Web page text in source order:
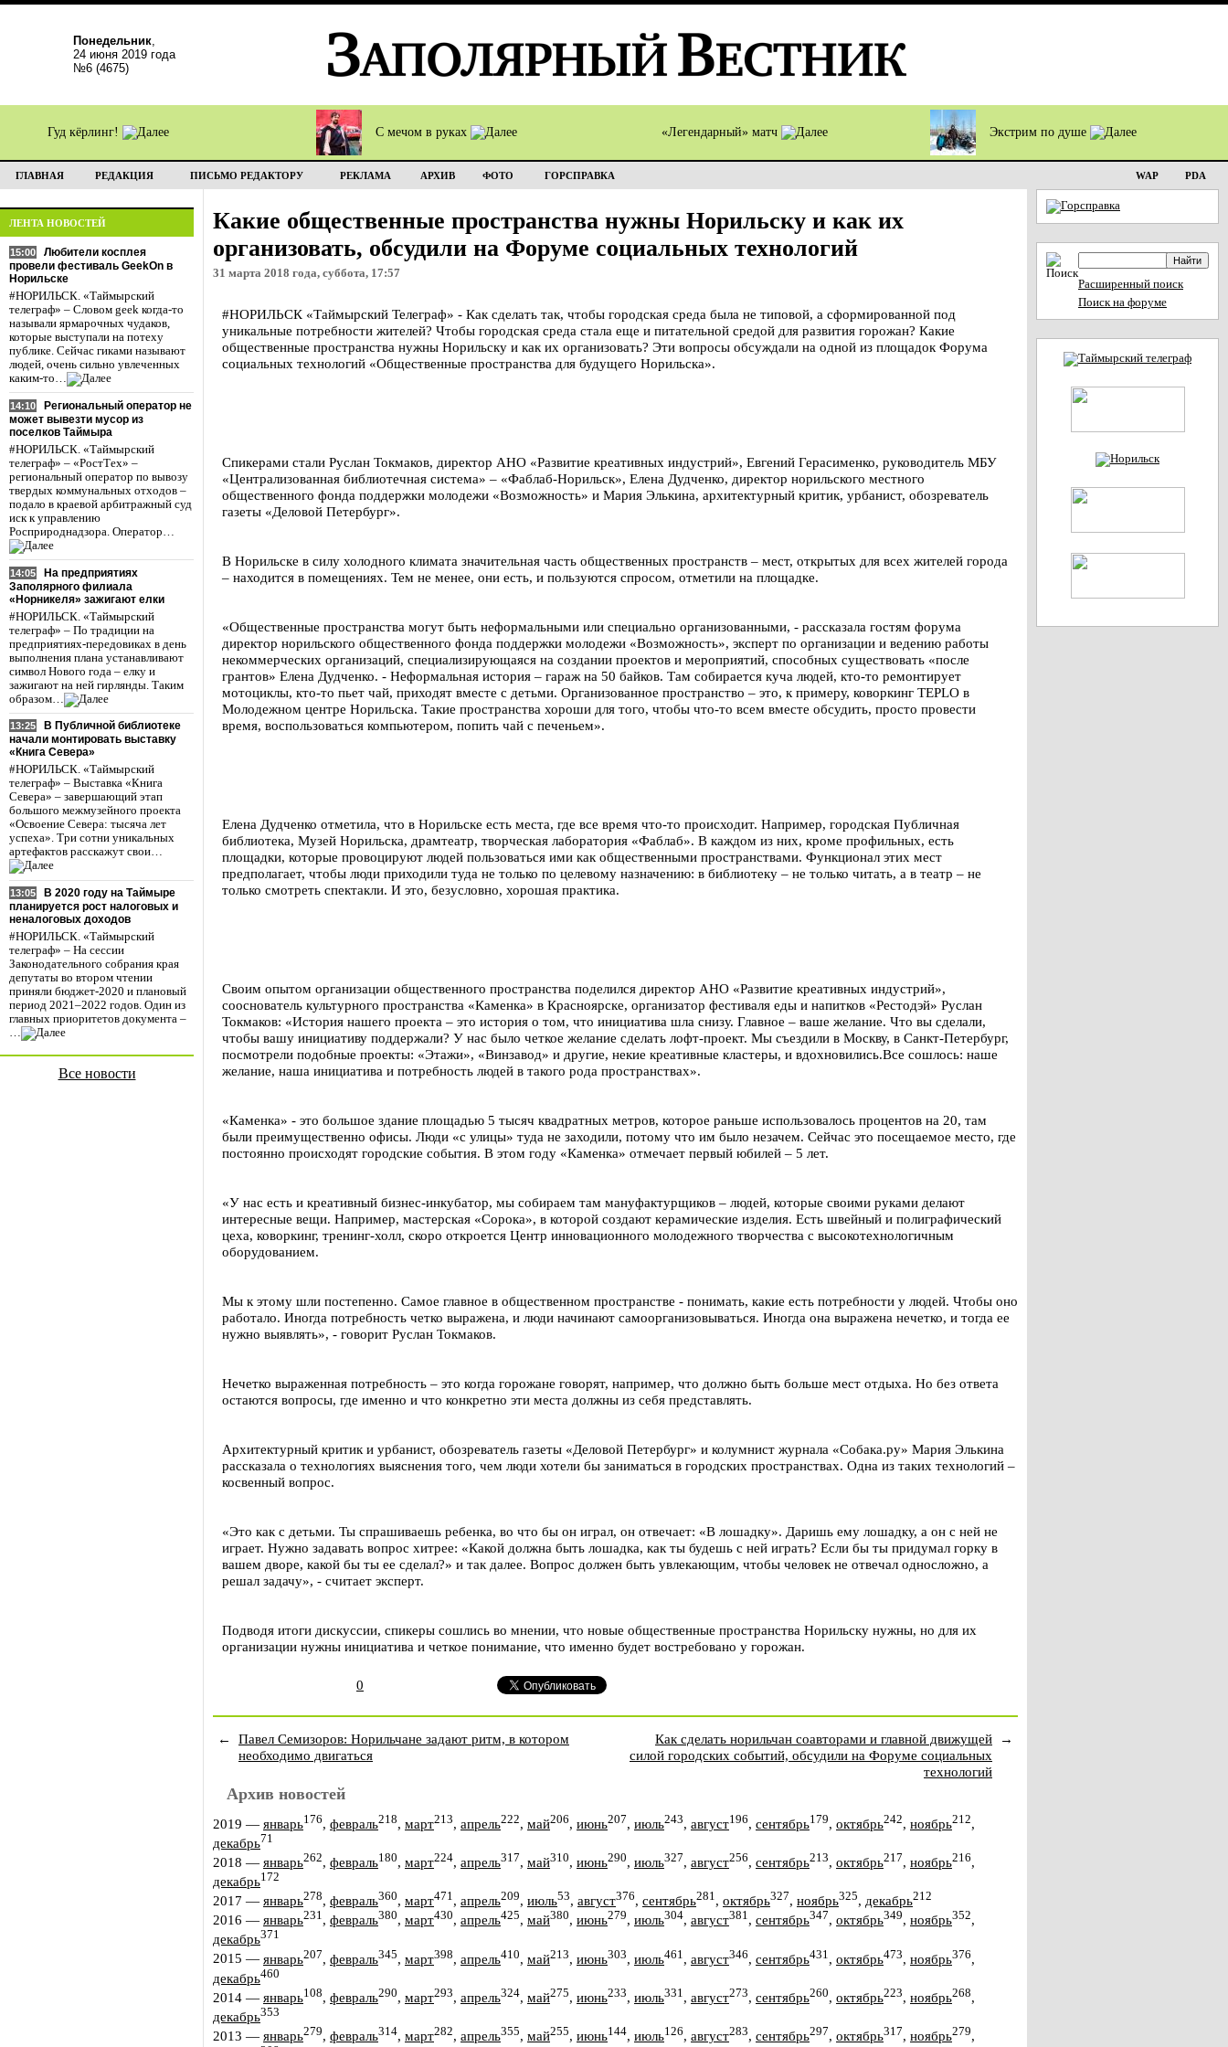
Понедельник,
24 июня 2019 года
№6 (4675)
Гуд кёрлинг! С мечом в руках «Легендарный» матч Экстрим по душе
ГЛАВНАЯ РЕДАКЦИЯ ПИСЬМО РЕДАКТОРУ РЕКЛАМА АРХИВ ФОТО ГОРСПРАВКА WAP PDA
ЛЕНТА НОВОСТЕЙ
15:00
Любители косплея
провели фестиваль GeekOn в
Норильске
#НОРИЛЬСК. «Таймырский
телеграф» – Словом geek когда-то
называли ярмарочных чудаков,
которые выступали на потеху
публике. Сейчас гиками называют
людей, очень сильно увлеченных
каким-то…
14:10
Региональный оператор не
может вывезти мусор из
поселков Таймыра
#НОРИЛЬСК. «Таймырский
телеграф» – «РостТех» –
региональный оператор по вывозу
твердых коммунальных отходов –
подало в краевой арбитражный суд
иск к управлению
Росприроднадзора. Оператор…
14:05
На предприятиях
Заполярного филиала
«Норникеля» зажигают елки
#НОРИЛЬСК. «Таймырский
телеграф» – По традиции на
предприятиях-передовиках в день
выполнения плана устанавливают
символ Нового года – елку и
зажигают на ней гирлянды. Таким
образом…
13:25
В Публичной библиотеке
начали монтировать выставку
«Книга Севера»
#НОРИЛЬСК. «Таймырский
телеграф» – Выставка «Книга
Севера» – завершающий этап
большого межмузейного проекта
«Освоение Севера: тысяча лет
успеха». Три сотни уникальных
артефактов расскажут свои…
13:05
В 2020 году на Таймыре
планируется рост налоговых и
неналоговых доходов
#НОРИЛЬСК. «Таймырский
телеграф» – На сессии
Законодательного собрания края
депутаты во втором чтении
приняли бюджет-2020 и плановый
период 2021–2022 годов. Один из
главных приоритетов документа –
…
Все новости
Какие общественные пространства нужны Норильску и как их
организовать, обсудили на Форуме социальных технологий
31 марта 2018 года, суббота, 17:57
#НОРИЛЬСК «Таймырский Телеграф» - Как сделать так, чтобы городская среда была не типовой, а сформированной под
уникальные потребности жителей? Чтобы городская среда стала еще и питательной средой для развития горожан? Какие
общественные пространства нужны Норильску и как их организовать? Эти вопросы обсуждали на одной из площадок Форума
социальных технологий «Общественные пространства для будущего Норильска».
Спикерами стали Руслан Токмаков, директор АНО «Развитие креативных индустрий», Евгений Герасименко, руководитель МБУ
«Централизованная библиотечная система» – «Фаблаб-Норильск», Елена Дудченко, директор норильского местного
общественного фонда поддержки молодежи «Возможность» и Мария Элькина, архитектурный критик, урбанист, обозреватель
газеты «Деловой Петербург».
В Норильске в силу холодного климата значительная часть общественных пространств – мест, открытых для всех жителей города
– находится в помещениях. Тем не менее, они есть, и пользуются спросом, отметили на площадке.
«Общественные пространства могут быть неформальными или специально организованными, - рассказала гостям форума
директор норильского общественного фонда поддержки молодежи «Возможность», эксперт по организации и ведению работы
некоммерческих организаций, специализирующаяся на создании проектов и мероприятий, способных существовать «после
грантов» Елена Дудченко. - Неформальная история – гараж на 50 байков. Там собирается куча людей, кто-то ремонтирует
мотоциклы, кто-то пьет чай, приходят вместе с детьми. Организованное пространство – это, к примеру, коворкинг TEPLO в
Молодежном центре Норильска. Такие пространства хороши для того, чтобы что-то всем вместе обсудить, просто провести
время, воспользоваться компьютером, попить чай с печеньем».
Елена Дудченко отметила, что в Норильске есть места, где все время что-то происходит. Например, городская Публичная
библиотека, Музей Норильска, драмтеатр, творческая лаборатория «Фаблаб». В каждом из них, кроме профильных, есть
площадки, которые провоцируют людей пользоваться ими как общественными пространствами. Функционал этих мест
предполагает, чтобы люди приходили туда не только по целевому назначению: в библиотеку – не только читать, а в театр – не
только смотреть спектакли. И это, безусловно, хорошая практика.
Своим опытом организации общественного пространства поделился директор АНО «Развитие креативных индустрий»,
сооснователь культурного пространства «Каменка» в Красноярске, организатор фестиваля еды и напитков «Рестодэй» Руслан
Токмаков: «История нашего проекта – это история о том, что инициатива шла снизу. Главное – ваше желание. Что вы сделали,
чтобы вашу инициативу поддержали? У нас было четкое желание сделать лофт-проект. Мы съездили в Москву, в Санкт-Петербург,
посмотрели подобные проекты: «Этажи», «Винзавод» и другие, некие креативные кластеры, и вдохновились.Все сошлось: наше
желание, наша инициатива и потребность людей в такого рода пространствах».
«Каменка» - это большое здание площадью 5 тысяч квадратных метров, которое раньше использовалось процентов на 20, там
были преимущественно офисы. Люди «с улицы» туда не заходили, потому что им было незачем. Сейчас это посещаемое место, где
постоянно происходят городские события. В этом году «Каменка» отмечает первый юбилей – 5 лет.
«У нас есть и креативный бизнес-инкубатор, мы собираем там мануфактурщиков – людей, которые своими руками делают
интересные вещи. Например, мастерская «Сорока», в которой создают керамические изделия. Есть швейный и полиграфический
цеха, коворкинг, тренинг-холл, скоро откроется Центр инновационного молодежного творчества с высокотехнологичным
оборудованием.
Мы к этому шли постепенно. Самое главное в общественном пространстве - понимать, какие есть потребности у людей. Чтобы оно
работало. Иногда потребность четко выражена, и люди начинают самоорганизовываться. Иногда она выражена нечетко, и тогда ее
нужно выявлять», - говорит Руслан Токмаков.
Нечетко выраженная потребность – это когда горожане говорят, например, что должно быть больше мест отдыха. Но без ответа
остаются вопросы, где именно и что конкретно эти места должны из себя представлять.
Архитектурный критик и урбанист, обозреватель газеты «Деловой Петербург» и колумнист журнала «Собака.ру» Мария Элькина
рассказала о технологиях выяснения того, чем люди хотели бы заниматься в городских пространствах. Одна из таких технологий –
косвенный вопрос.
«Это как с детьми. Ты спрашиваешь ребенка, во что бы он играл, он отвечает: «В лошадку». Даришь ему лошадку, а он с ней не
играет. Нужно задавать вопрос хитрее: «Какой должна быть лошадка, как ты будешь с ней играть? Если бы ты придумал горку в
вашем дворе, какой бы ты ее сделал?» и так далее. Вопрос должен быть увлекающим, чтобы человек не отвечал односложно, а
решал задачу», - считает эксперт.
Подводя итоги дискуссии, спикеры сошлись во мнении, что новые общественные пространства Норильску нужны, но для их
организации нужны инициатива и четкое понимание, что именно будет востребовано у горожан.
0
←
Павел Семизоров: Норильчане задают ритм, в котором
необходимо двигаться
Как сделать норильчан соавторами и главной движущей
силой городских событий, обсудили на Форуме социальных
технологий
→
Архив новостей
2019 — январь176, февраль218, март213, апрель222, май206, июнь207, июль243, август196, сентябрь179, октябрь242, ноябрь212,
декабрь71
2018 — январь262, февраль180, март224, апрель317, май310, июнь290, июль327, август256, сентябрь213, октябрь217, ноябрь216,
декабрь172
2017 — январь278, февраль360, март471, апрель209, июль53, август376, сентябрь281, октябрь327, ноябрь325, декабрь212
2016 — январь231, февраль380, март430, апрель425, май380, июнь279, июль304, август381, сентябрь347, октябрь349, ноябрь352,
декабрь371
2015 — январь207, февраль345, март398, апрель410, май213, июнь303, июль461 , август346, сентябрь431 , октябрь473, ноябрь376,
декабрь460
2014 — январь108, февраль290, март293, апрель324, май275, июнь233, июль331 , август273, сентябрь260, октябрь223, ноябрь268,
декабрь353
2013 — январь279, февраль314, март282, апрель355, май255, июнь144, июль126, август283, сентябрь297, октябрь317, ноябрь279,
Расширенный поиск
Поиск на форуме